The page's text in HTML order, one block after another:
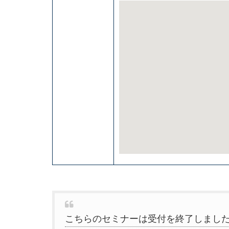
こちらのセミナーは受付を終了しまし